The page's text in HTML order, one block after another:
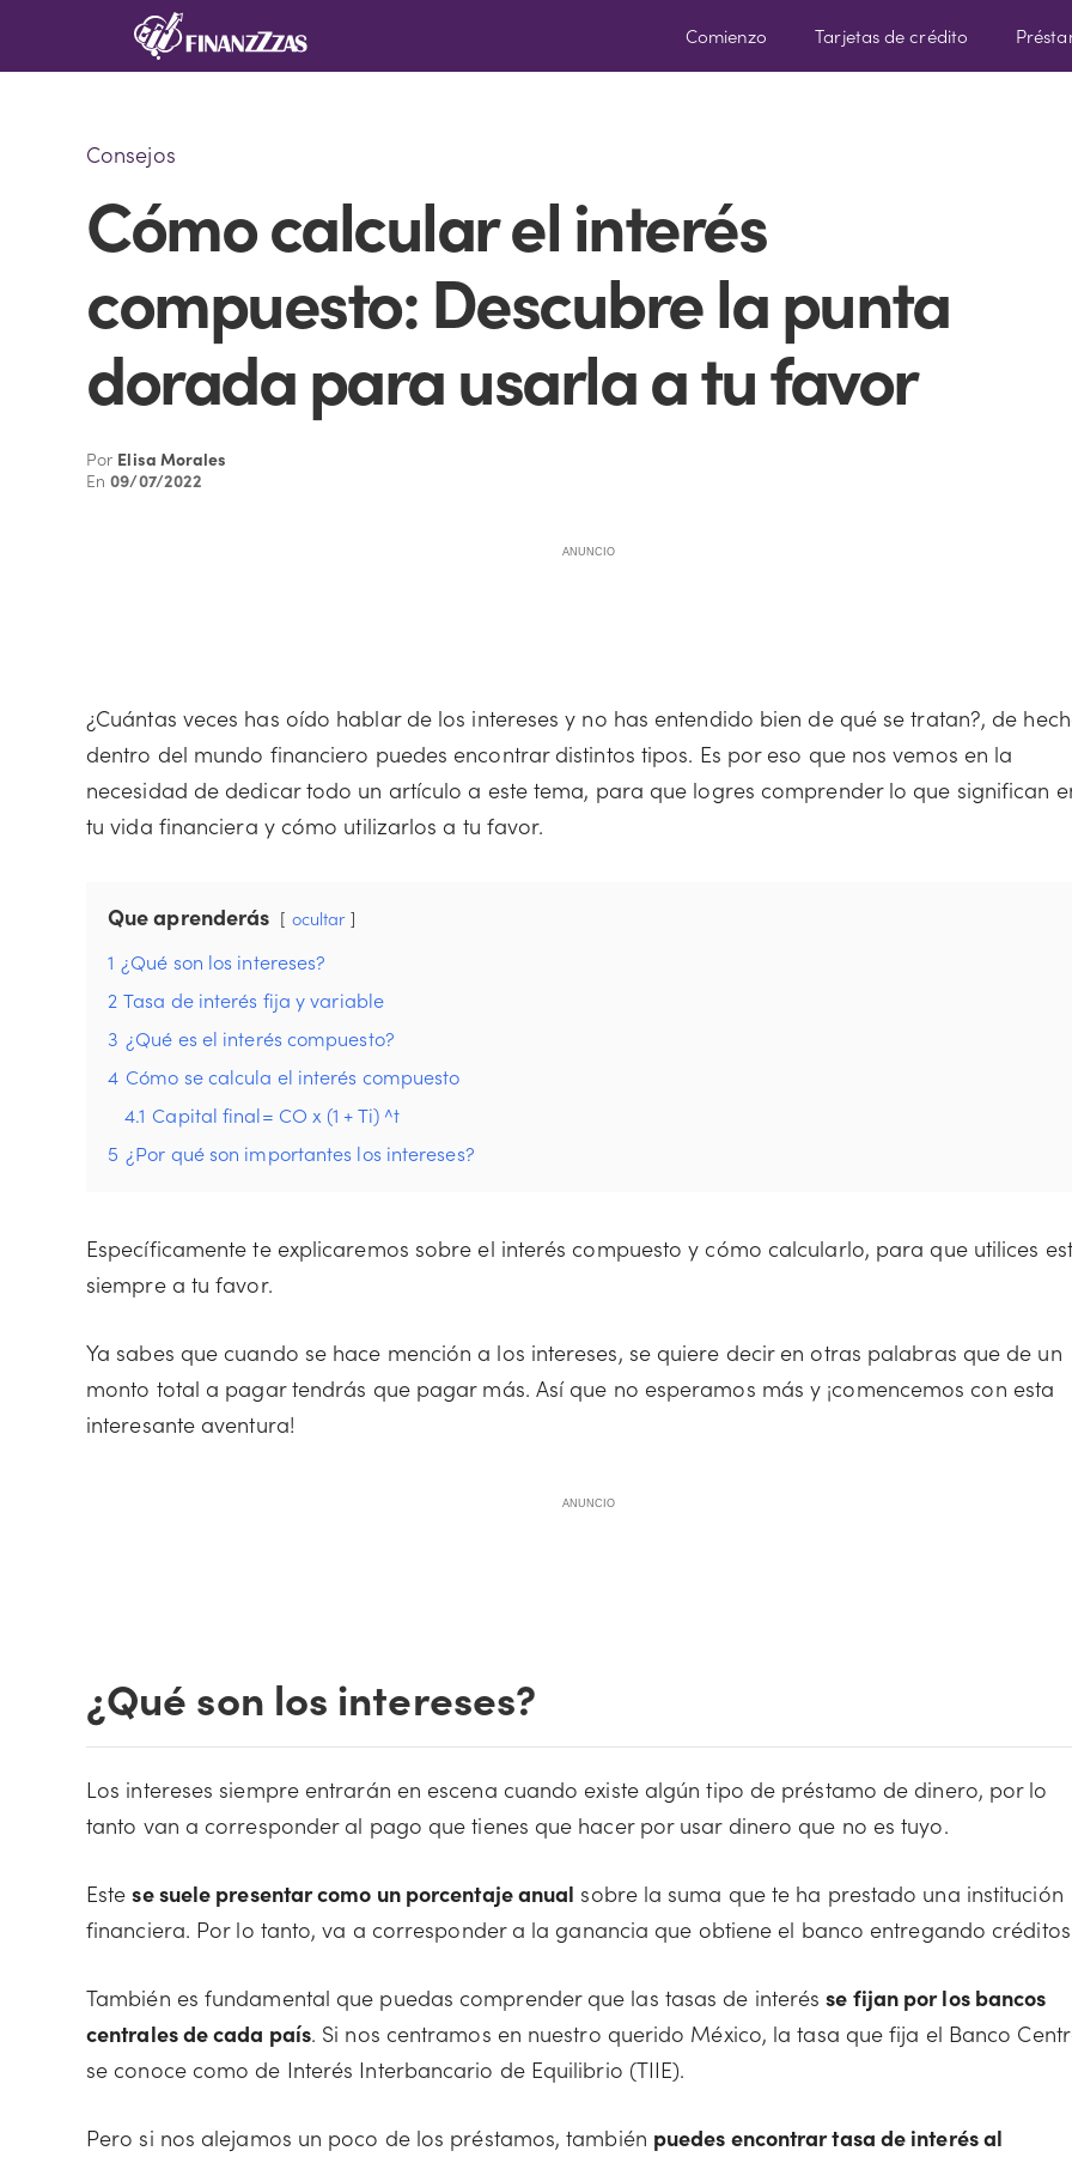
Comienzo Tarjetas de crédito
Consejos
Cómo calcular el interés
compuesto: Descubre la punta
dorada para usarla a tu favor
Por Elisa Morales
En09/07/2022
ANUNCIO
¿Cuántas veces has oído hablar de los intereses y no has entendido bien de qué se tratan?, de
dentro del mundo financiero puedes encontrar distintos tipos. Es por eso que nos vemos en la
necesidad de dedicar todo un artículo a este tema, para que logres comprender lo que significan
tu vida financiera y cómo utilizarlos a tu favor.
Que aprenderás ocultar
1 ¿Qué son los intereses?
2 Tasa de interés fija y variable
3 ¿Qué es el interés compuesto?
4 Cómo se calcula el interés compuesto
4.1 Capital final= CO x (1 + Ti) ^t
5 ¿Por qué son importantes los intereses?
Específicamente te explicaremos sobre el interés compuesto y cómo calcularlo, para que utilices
siempre a tu favor.
Ya sabes que cuando se hace mención a los intereses, se quiere decir en otras palabras que de un
monto total a pagar tendrás que pagar más. Así que no esperamos más y ¡comencemos con esta
interesante aventura!
ANUNCIO
¿Qué son los intereses?
Los intereses siempre entrarán en escena cuando existe algún tipo de préstamo de dinero, por lo
tanto van a corresponder al pago que tienes que hacer por usar dinero que no es tuyo.
Estese suele presentar como un porcentaje anual sobre la suma que te ha prestado una institución
financiera. Por lo tanto, va a corresponder a la ganancia que obtiene el banco entregando
También es fundamental que puedas comprender que las tasas de interésse fijan por los bancos
centrales de cada país. Si nos centramos en nuestro querido México, la tasa que fija el Banco
se conoce como de Interés Interbancario de Equilibrio (TIIE).
Pero si nos alejamos un poco de los préstamos, también puedes encontrar tasa de interés al